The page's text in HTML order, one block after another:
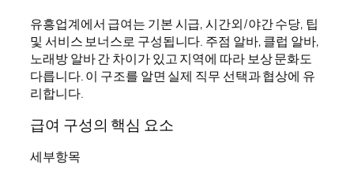
유흥업계에서 급여는 기본 시급, 시간외/야간 수당, 팁
및 서비스 보너스로 구성됩니다. 주점 알바, 클럽 알바,
노래방 알바 간 차이가 있고 지역에 따라 보상 문화도
다릅니다. 이 구조를 알면 실제 직무 선택과 협상에 유
리합니다.
급여 구성의 핵심 요소
세부항목